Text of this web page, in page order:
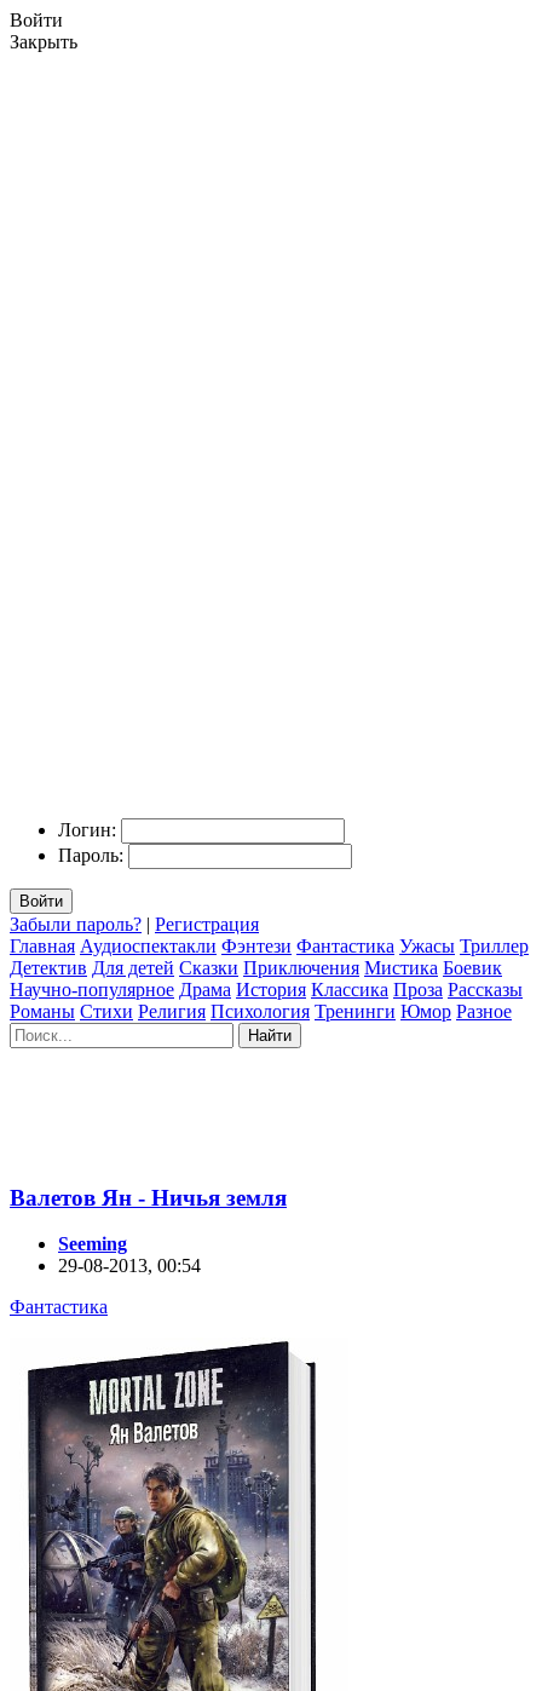
Войти
Закрыть
Логин:
Пароль:
Войти
Забыли пароль? | Регистрация
Главная Аудиоспектакли Фэнтези Фантастика Ужасы Триллер
Детектив Для детей Сказки Приключения Мистика Боевик
Научно-популярное Драма История Классика Проза Рассказы
Романы Стихи Религия Психология Тренинги Юмор Разное
Найти
Валетов Ян - Ничья земля
Seeming
29-08-2013, 00:54
Фантастика